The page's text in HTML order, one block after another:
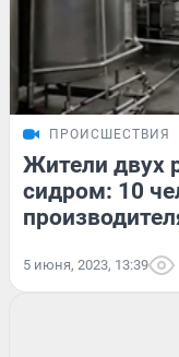
ПРОИСШЕСТВИЯ
Жители двух
сидром: 10
5 июня, 2023, 13:39